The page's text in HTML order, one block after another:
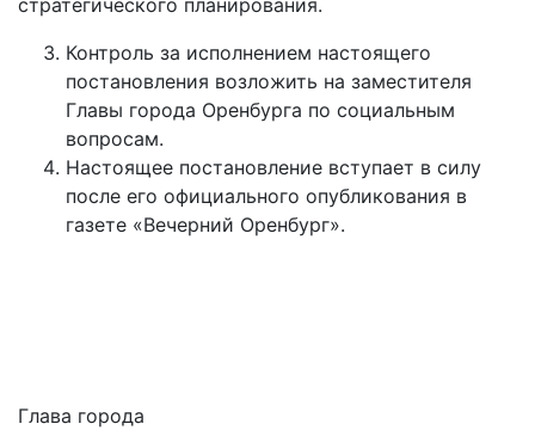
Контроль за исполнением настоящего
постановления возложить на заместителя
Главы города Оренбурга по социальным
вопросам.
Настоящее постановление вступает в силу
после его официального опубликования в
газете «Вечерний Оренбург».
Глава города